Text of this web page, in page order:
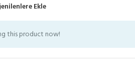
Ekle
this product now!